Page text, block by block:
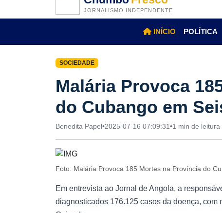
JORNALISMO INDEPENDENTE
INÍCIO POLÍTICA
SOCIEDADE
Malária Provoca
do Cubango em
Benedita Papel•2025-07-16 07:09:31•1 min de leitura
Foto: Malária Provoca 185 Mortes na Província do
Em entrevista ao Jornal de Angola, a
diagnosticados 176.125 casos da doença,